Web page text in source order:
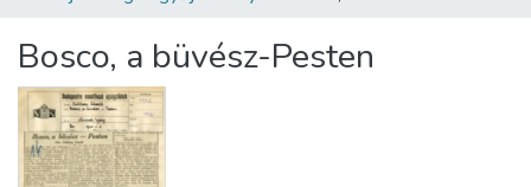
Statistics
About us
Bosco, a büvész-Pesten